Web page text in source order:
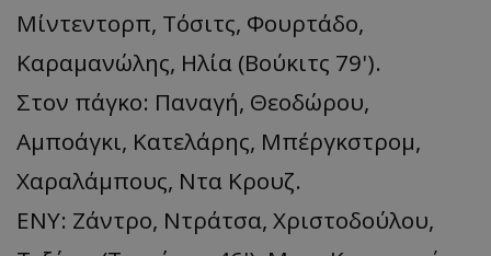
Μίντεντορπ, Τόσιτς, Φουρτάδο,
Καραμανώλης, Ηλία (Βούκιτς 79').
Στον πάγκο: Παναγή, Θεοδώρου,
Αμποάγκι, Κατελάρης, Μπέργκστρομ,
Χαραλάμπους, Ντα Κρουζ.
ΕΝΥ: Ζάντρο, Ντράτσα, Χριστοδούλου,